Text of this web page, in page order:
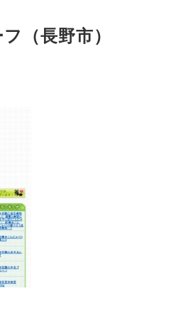
（長野市）